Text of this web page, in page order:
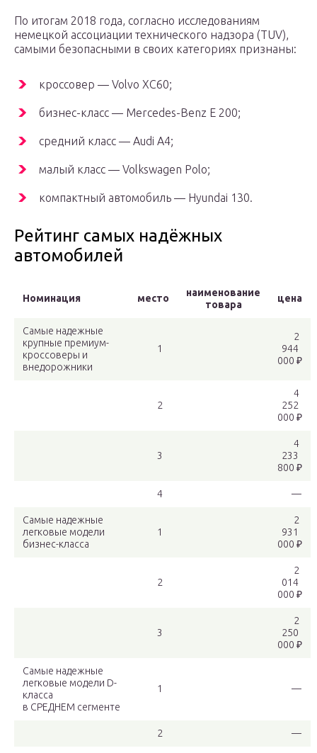
По итогам 2018 года, согласно исследованиям
немецкой ассоциации технического надзора (TUV),
самыми безопасными в своих категориях признаны:
кроссовер — Volvo XC60;
бизнес-класс — Mercedes-Benz E 200;
средний класс — Audi A4;
малый класс — Volkswagen Polo;
компактный автомобиль — Hyundai 130.
Рейтинг самых надёжных
автомобилей
Номинация место
наименование
товара
цена
Самые надежные
крупные премиум-
кроссоверы и
внедорожники
1
2
944
000 ₽
2
4
252
000 ₽
3
4
233
800 ₽
4 —
Самые надежные
легковые модели
бизнес-класса
1
2
931
000 ₽
2
2
014
000 ₽
3
2
250
000 ₽
Самые надежные
легковые модели D-
класса
в СРЕДНЕМ сегменте
1 —
2 —